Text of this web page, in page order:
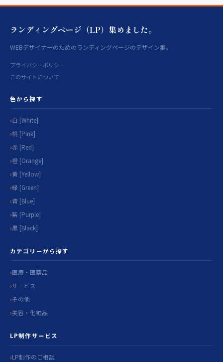
ランディングページ（LP）集めました。
WEBデザイナーのためのランディングページのデザイン集。
プライバシーポリシー
このサイトについて
色から探す
白 [White]
桃 [Pink]
赤 [Red]
橙 [Orange]
黄 [Yellow]
緑 [Green]
青 [Blue]
紫 [Purple]
黒 [Black]
カテゴリーから探す
医療・医薬品
サービス
その他
美容・化粧品
LP制作サービス
LP制作のご相談